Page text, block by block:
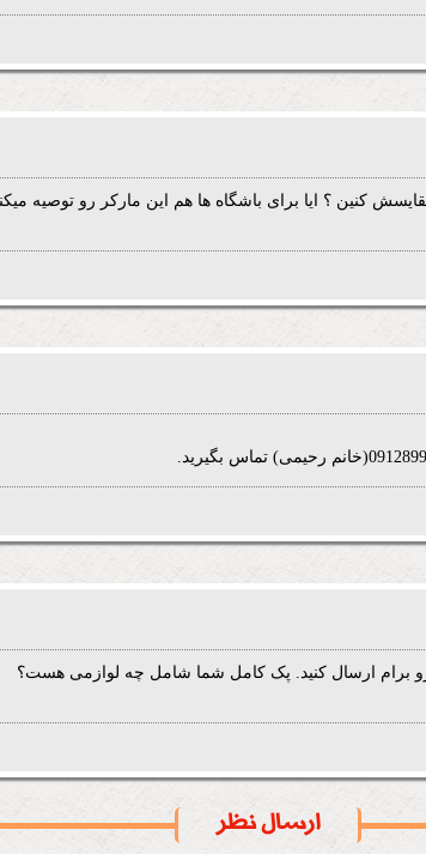
برام ارسال کنید. پک کامل شما شامل چه لوازمی هست؟
ارسال نظر